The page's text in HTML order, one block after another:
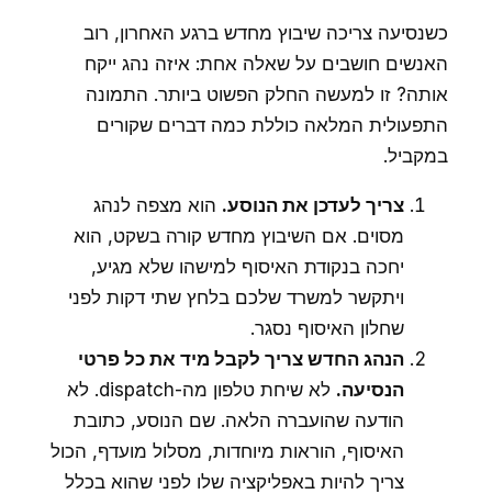
כשנסיעה צריכה שיבוץ מחדש ברגע האחרון, רוב
האנשים חושבים על שאלה אחת: איזה נהג ייקח
אותה? זו למעשה החלק הפשוט ביותר. התמונה
התפעולית המלאה כוללת כמה דברים שקורים
במקביל.
צריך לעדכן את הנוסע. הוא מצפה לנהג
מסוים. אם השיבוץ מחדש קורה בשקט, הוא
יחכה בנקודת האיסוף למישהו שלא מגיע,
ויתקשר למשרד שלכם בלחץ שתי דקות לפני
שחלון האיסוף נסגר.
הנהג החדש צריך לקבל מיד את כל פרטי
הנסיעה.
לא שיחת טלפון מה-dispatch. לא
הודעה שהועברה הלאה. שם הנוסע, כתובת
האיסוף, הוראות מיוחדות, מסלול מועדף, הכול
צריך להיות באפליקציה שלו לפני שהוא בכלל